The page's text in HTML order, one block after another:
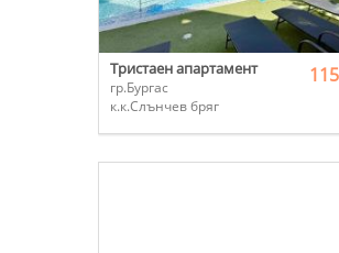
Тристаен апартамент
гр.Бургас
к.к.Слънчев бряг